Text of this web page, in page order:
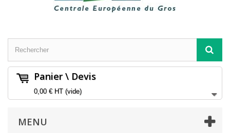
Panier \ Devis
0,00 €HT (vide)
MENU